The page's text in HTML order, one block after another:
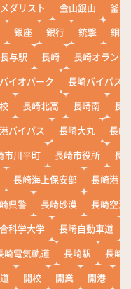
ダリスト 金山銀山
釜山
銀座 銀行 銃撃
銅座
長与駅 長崎
長崎オランダ
イオパーク
長崎バイパス
長崎北高 長崎南
長
バイパス 長崎大丸
長崎
市川平町 長崎市役所
長
長崎海上保安部
長崎港
県警 長崎砂漠
長崎空港
科学大学 長崎自動車道
崎電気軌道 長崎駅
長崎
開校 開業 開港